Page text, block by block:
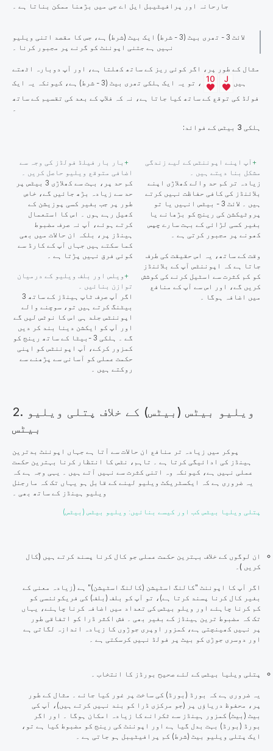
جارحانہ اور پرافیٹیبل ایل اے جی میں بڑھنا
لائٹ 3 - تھری بیٹ (3 - شرط) ایک بیٹ (شرط) ہے، جس کا مقصد اتنی ویلیو
مثال کے طور پر، اگر کوئی ریز کے ساتھ کھلتا ہے، اور آپ دوبارہ اٹھتے
ہیں
، تو یہ ایک ہلکی تھری بیٹ (3 - شرط) ہے، کیونکہ یہ ایک
فولڈ کی توقع کے ساتھ کیا جاتا ہے، نہ کہ فلاپ کے بعد کی تقسیم کے ساتھ
ہلکی 3 بیٹس کے فوائد:
آپ اپنے اپوننٹس کے لیے زندگی
مشکل بنا دیتے ہیں ۔
زیادہ تر کم حد والے کھلاڑی اپنے
بلائنڈز کی کافی حفاظت نہیں کرتے
ہیں ۔ لائٹ 3 - بیٹس انہیں یا تو
پروٹیکشن کی رینج کو بڑھانے یا
بغیر کسی لڑائی کے بہت سارے چپس
کھونے پر مجبور کرتی ہے ۔
وقت کے ساتھ، یہ اس حقیقت کی طرف
جاتا ہے کہ اپوننٹس آپ کے بلائنڈز
کو کم کثرت سے اسٹیل کرنے کی کوشش
کریں گے، اور اس سے آپ کے منافع
میں اضافہ ہوگا ۔
بار بار فیلڈ فولڈز کی وجہ سے
اضافی متوقع ویلیو حاصل کریں ۔
کم حد پر، بہت سے کھلاڑی 3 بیٹس پر
حد سے زیادہ بڑھ جائیں گے، خاص
طور پر جب بغیر کسی پوزیشن کے
کھیل رہے ہوں ۔ اس کا استعمال
کرتے ہوئے، آپ نہ صرف مضبوط
ہینڈز پر، بلکہ ان حالات میں بھی
کما سکتے ہیں جہاں آپ کے کارڈ سے
کوئی فرق نہیں پڑتا ہے ۔
ویلس اور بلف ویلیو کے درمیان
توازن بنائیں ۔
اگر آپ صرف ٹاپ ہینڈز کے ساتھ 3
بیٹنگ کرتے ہیں تو، سوچنے والے
اپوننٹس جلد ہی اس کا نوٹس لیں گے
اور آپ کو ایکشن دینا بند کر دیں
گے ۔ ہلکی 3 -بیٹا کے ساتھ رینج کو
کمزور کرکے، آپ اپوننٹس کو اپنی
حکمت عملی کو آسانی سے پڑھنے سے
روکتے ہیں ۔
2. ویلیو بیٹس (بیٹس) کے خلاف پتلی ویلیو
بیٹس
پوکر میں زیادہ تر منافع ان حالات سے آتا ہے جہاں اپوننٹ بدترین
ہینڈز کی ادائیگی کرتا ہے ۔ تاہم، نٹس کا انتظار کرنا بہترین حکمت
عملی نہیں ہے، کیونکہ وہ اتنی کثرت سے نہیں آتے ہیں ۔ یہی وجہ ہے کہ
یہ ضروری ہے کہ ایکسٹریکٹ ویلیو لینے کے قابل ہو یہاں تک کہ مارجنل
ویلیو ہینڈز کے ساتھ بھی ۔
پتلی ویلیا بیٹس کب اور کیسے بنائیں: ویلیو بیٹس (بیٹس)
ان لوگوں کے خلاف بہترین حکمت عملی جو کال کرنا پسند کرتے ہیں (کال
کریں )۔
اگر آپ کا اپوننٹ "کالنگ اسٹیشن (کالنگ اسٹیشن)" ہے (زیادہ معنی کے
بغیر کال کرنا پسند کرتا ہے)، تو آپ کو بلف (بلف) کی فریکوئنسی کو
کم کرنا چاہئے اور ویلو بیٹس کی تعداد میں اضافہ کرنا چاہئے، یہاں
تک کہ مضبوط ترین ہینڈز کے بغیر بھی ۔ فش اکثر ڈرا کو اتفاقی طور
پر نہیں کھینچتی ہے، کمزور اوپری جوڑوں کا زیادہ اندازہ لگاتی ہے
اور دوسری جوڑی کو بیٹ پر فولڈ نہیں کرسکتی ہے ۔
پتلی ویلیا بیٹس کے لئے صحیح بورڈز کا انتخاب ۔
یہ ضروری ہے کہ بورڈ (بورڈ) کی ساخت پر غور کیا جائے ۔ مثال کے طور
پر، محفوظ دریاؤں پر (جو مرکزی ڈرا کو بند نہیں کرتے ہیں)، آپ کی
بیٹ (بیٹ) کمزور ہینڈز سے ٹکرانے کا زیادہ امکان ہوگا ۔ اور اگر
بورڈ (بورڈ) بہت بدل گیا ہے اور اپوننٹ کی رینج کو مضبوط کیا ہے تو،
ایک پتلی ویلیو بیٹ (شرط) کم پرافیٹیبل ہو جاتی ہے ۔